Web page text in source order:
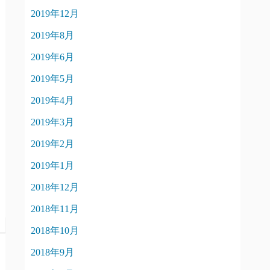
2019年12月
2019年8月
2019年6月
2019年5月
2019年4月
2019年3月
2019年2月
2019年1月
2018年12月
2018年11月
2018年10月
2018年9月